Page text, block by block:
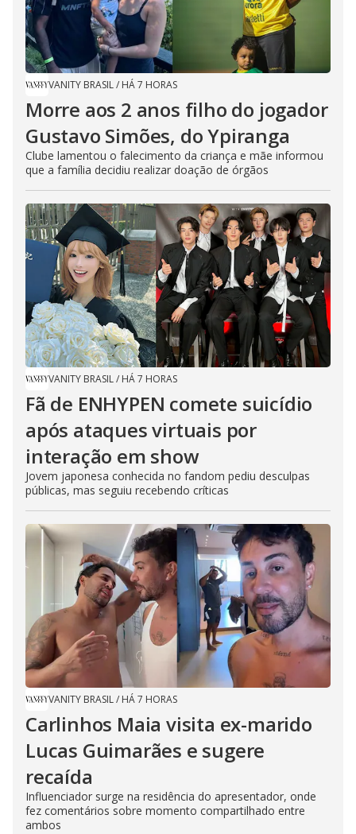
VANITY BRASIL/ HÁ 7 HORAS
Morre aos 2 anos filho do jogador
Gustavo Simões, do Ypiranga
Clube lamentou o falecimento da criança e mãe informou
que a família decidiu realizar doação de órgãos
VANITY BRASIL/ HÁ 7 HORAS
Fã de ENHYPEN comete suicídio
após ataques virtuais por
interação em show
Jovem japonesa conhecida no fandom pediu desculpas
públicas, mas seguiu recebendo críticas
VANITY BRASIL/ HÁ 7 HORAS
Carlinhos Maia visita ex-marido
Lucas Guimarães e sugere
recaída
Influenciador surge na residência do apresentador, onde
fez comentários sobre momento compartilhado entre
ambos